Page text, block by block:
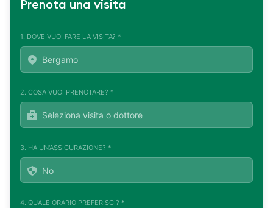
Prenota una visita
1. DOVE VUOI FARE LA VISITA? *
2. COSA VUOI PRENOTARE? *
3. HA UN'ASSICURAZIONE? *
4. QUALE ORARIO PREFERISCI? *